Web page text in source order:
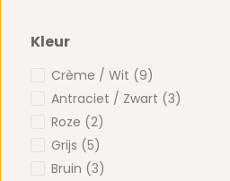
Kleur
Crème / Wit (9)
Antraciet / Zwart (3)
Roze (2)
Grijs (5)
Bruin (3)